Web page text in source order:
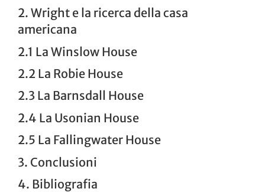
2. Wright e la ricerca della casa
americana
2.1 La Winslow House
2.2 La Robie House
2.3 La Barnsdall House
2.4 La Usonian House
2.5 La Fallingwater House
3. Conclusioni
4. Bibliografia